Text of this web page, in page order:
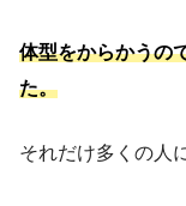
体型をからかうの
た。
それだけ多くの人